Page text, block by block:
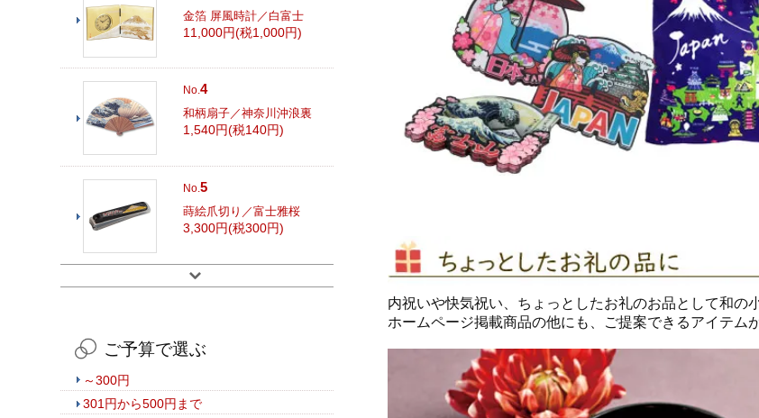
内祝いや快気祝い、ちょっとしたお礼のお品として和の
ホームページ掲載商品の他にも、ご提案できるアイテム
金箔 屏風時計／白富士
11,000円(税1,000円)
No.4
和柄扇子／神奈川沖浪裏
1,540円(税140円)
No.5
蒔絵爪切り／富士雅桜
3,300円(税300円)
ご予算で選ぶ
～300円
301円から500円まで